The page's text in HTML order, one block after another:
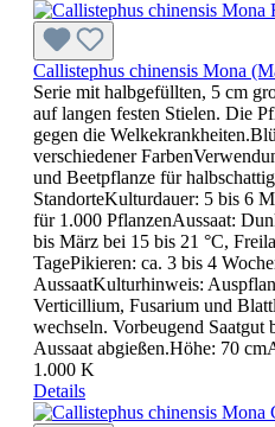
Callistephus chinensis Mona
Serie mit halbgefüllten, 5 cm
auf langen festen Stielen. Die
gegen die
verschiedener
und Beetpflanze für
StandorteKulturdauer: 5 bis 6
für 1.000 PflanzenAussaat:
bis März bei 15 bis 21 °C,
TagePikieren: ca. 3 bis 4
AussaatKulturhinweis:
Verticillium, Fusarium und
wechseln. Vorbeugend Saatgut
Aussaat abgießen.Höhe: 70
1.000 K
Details